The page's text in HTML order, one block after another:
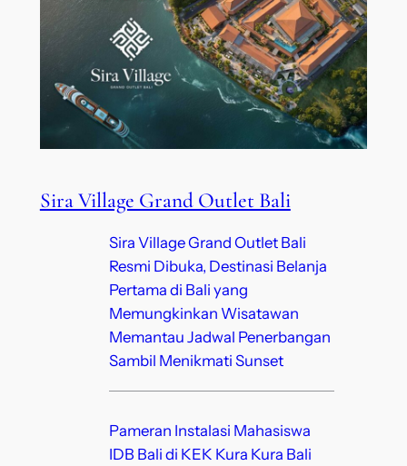
Sira Village Grand Outlet Bali
Sira Village Grand Outlet Bali
Resmi Dibuka, Destinasi Belanja
Pertama di Bali yang
Memungkinkan Wisatawan
Memantau Jadwal Penerbangan
Sambil Menikmati Sunset
Pameran Instalasi Mahasiswa
IDB Bali di KEK Kura Kura Bali